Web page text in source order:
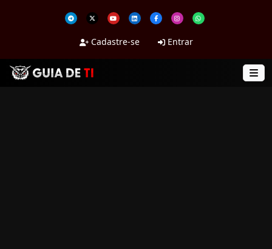
Cadastre-se Entrar